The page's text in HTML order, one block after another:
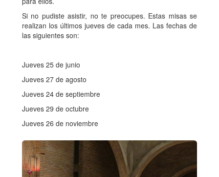
Si no pudiste asistir, no te preocupes. Estas misas se
realizan los últimos jueves de cada mes. Las fechas de
las siguientes son:
Jueves 25 de junio
Jueves 27 de agosto
Jueves 24 de septiembre
Jueves 29 de octubre
Jueves 26 de noviembre